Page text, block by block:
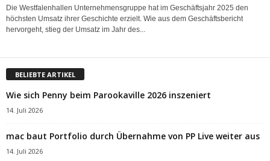
Die Westfalenhallen Unternehmensgruppe hat im Geschäftsjahr 2025 den
höchsten Umsatz ihrer Geschichte erzielt. Wie aus dem Geschäftsbericht
hervorgeht, stieg der Umsatz im Jahr des...
BELIEBTE ARTIKEL
Wie sich Penny beim Parookaville 2026 inszeniert
14. Juli 2026
mac baut Portfolio durch Übernahme von PP Live weiter aus
14. Juli 2026